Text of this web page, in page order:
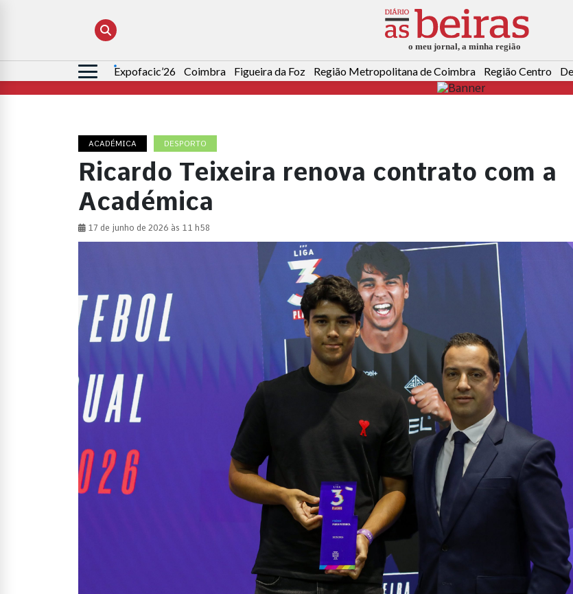
Pesquisar
por:
Expofacic’26 Coimbra Figueira da Foz Região Metropolitana de Coimbra Região Centro
ACADÉMICA DESPORTO
Ricardo Teixeira renova contrato com a
Académica
17 de junho de 2026 às 11 h58